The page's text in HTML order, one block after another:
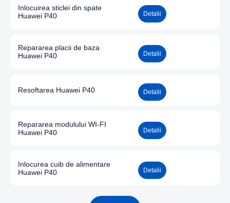
Inlocuirea sticlei din spate
Huawei P40
Detalii
Repararea placii de baza
Huawei P40
Detalii
Resoftarea Huawei P40 Detalii
Repararea modulului WI-FI
Huawei P40
Detalii
Inlocurea cuib de alimentare
Huawei P40
Detalii